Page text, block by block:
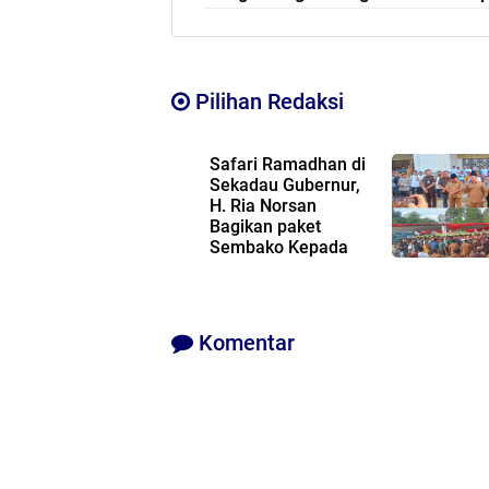
Pilihan Redaksi
Safari Ramadhan di
Sekadau Gubernur,
H. Ria Norsan
Bagikan paket
Sembako Kepada
Komentar